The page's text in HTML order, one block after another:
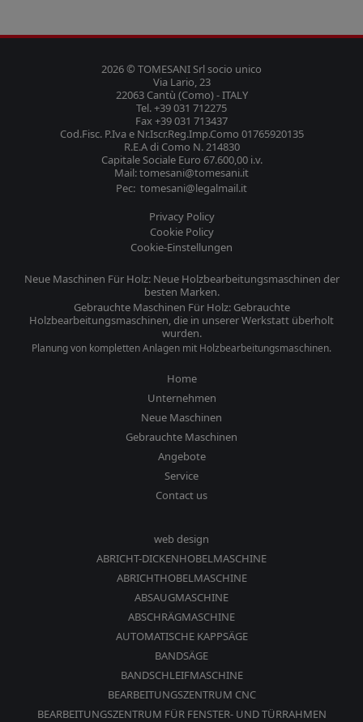
2026 © TOMESANI Srl socio unico
Via Lario, 23
22063 Cantù (Como) - ITALY
Tel. +39 031 712275
Fax +39 031 713437
Cod.Fisc. P.Iva e Nr.Iscr.Reg.Imp.Como 01765920135
R.E.A di Como N. 214830
Capitale Sociale Euro 67.600,00 i.v.
Mail: tomesani@tomesani.it
Pec: tomesani@legalmail.it
Privacy Policy
Cookie Policy
Cookie-Einstellungen
Neue Maschinen Für Holz: Neue Holzbearbeitungsmaschinen der
besten Marken.
Gebrauchte Maschinen Für Holz: Gebrauchte
Holzbearbeitungsmaschinen, die in unserer Werkstatt überholt
wurden.
Planung von kompletten Anlagen mit Holzbearbeitungsmaschinen.
Home
Unternehmen
Neue Maschinen
Gebrauchte Maschinen
Angebote
Service
Contact us
web design
ABRICHT-DICKENHOBELMASCHINE
ABRICHTHOBELMASCHINE
ABSAUGMASCHINE
ABSCHRÄGMASCHINE
AUTOMATISCHE KAPPSÄGE
BANDSÄGE
BANDSCHLEIFMASCHINE
BEARBEITUNGSZENTRUM CNC
BEARBEITUNGSZENTRUM FÜR FENSTER- UND TÜRRAHMEN